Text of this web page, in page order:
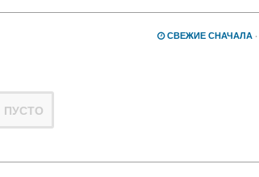
СВЕЖИЕ СНАЧАЛА ·
ПУСТО